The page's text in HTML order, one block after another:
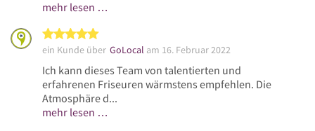
mehr lesen …
ein Kunde über GoLocal am 16. Februar 2022
Ich kann dieses Team von talentierten und
erfahrenen Friseuren wärmstens empfehlen. Die
Atmosphäre d...
mehr lesen …